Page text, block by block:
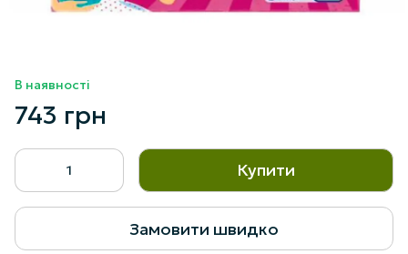
В наявності
743 грн
Купити
Замовити швидко